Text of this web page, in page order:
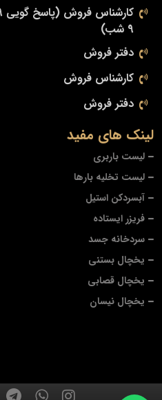
لینک های مفید
لیست باربری
لیست تخلیه بارها
آبسردکن استیل
فریزر ایستاده
سردخانه جسد
یخچال بستنی
یخچال قصابی
یخچال نیسان
9 شب)
دفتر فروش
کارشناس فروش
دفتر فروش